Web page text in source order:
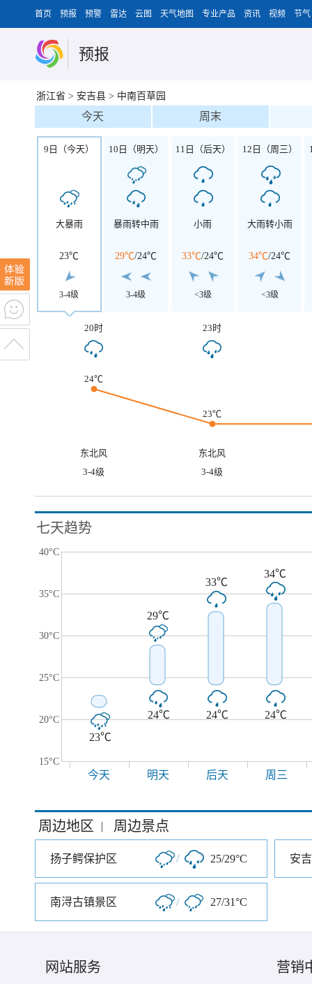
首页 预报 预警 雷达 云图 天气地图 专业产品 资讯 视频 节气
预报
浙江省 > 安吉县 > 中南百草园
今天 周末
9日（今天）
大暴雨
23℃
3-4级
10日（明天）
暴雨转中雨
29℃/24℃
3-4级
11日（后天）
小雨
33℃/24℃
<3级
12日（周三）
大雨转小雨
34℃/24℃
<3级
20时 23时
24℃
23℃
东北风
东北风
3-4级
3-4级
七天趋势
40°C
35°C
30°C
25°C
20°C
15°C
23℃
29℃
24℃
33℃
24℃
34℃
24℃
今天 明天 后天 周三
周边地区 | 周边景点
扬子鳄保护区 / 25/29°C 安
南浔古镇景区 / 27/31°C
网站服务 营销